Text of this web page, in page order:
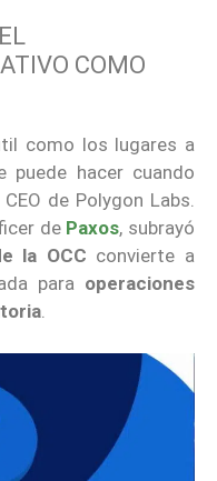
COMO
como los lugares a
hacer cuando
de Polygon Labs.
de Paxos, subrayó
la OCC convierte a
para operaciones